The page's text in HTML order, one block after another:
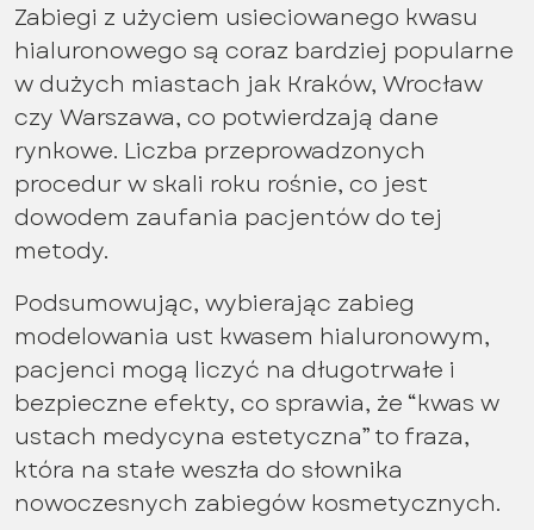
Zabiegi z użyciem usieciowanego kwasu
hialuronowego są coraz bardziej popularne
w dużych miastach jak Kraków, Wrocław
czy Warszawa, co potwierdzają dane
rynkowe. Liczba przeprowadzonych
procedur w skali roku rośnie, co jest
dowodem zaufania pacjentów do tej
metody.
Podsumowując, wybierając zabieg
modelowania ust kwasem hialuronowym,
pacjenci mogą liczyć na długotrwałe i
bezpieczne efekty, co sprawia, że “kwas w
ustach medycyna estetyczna” to fraza,
która na stałe weszła do słownika
nowoczesnych zabiegów kosmetycznych.